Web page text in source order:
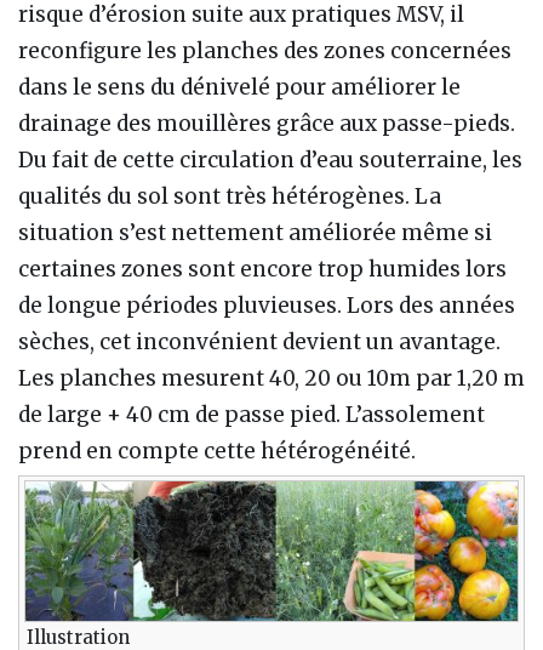
risque d’érosion suite aux pratiques MSV, il
reconfigure les planches des zones concernées
dans le sens du dénivelé pour améliorer le
drainage des mouillères grâce aux passe-pieds.
Du fait de cette circulation d’eau souterraine, les
qualités du sol sont très hétérogènes. La
situation s’est nettement améliorée même si
certaines zones sont encore trop humides lors
de longue périodes pluvieuses. Lors des années
sèches, cet inconvénient devient un avantage.
Les planches mesurent 40, 20 ou 10m par 1,20 m
de large + 40 cm de passe pied. L’assolement
prend en compte cette hétérogénéité.
Illustration